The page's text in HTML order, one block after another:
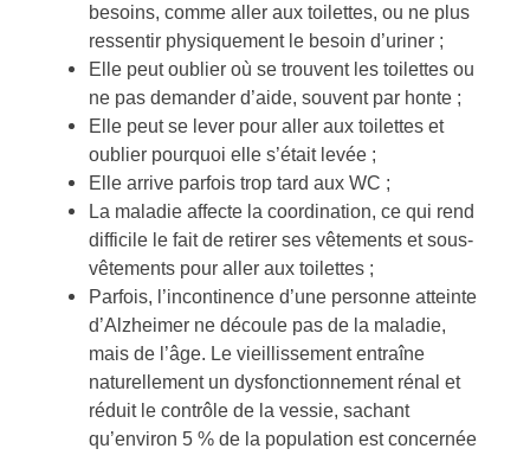
besoins, comme aller aux toilettes, ou ne plus
ressentir physiquement le besoin d’uriner ;
Elle peut oublier où se trouvent les toilettes ou
ne pas demander d’aide, souvent par honte ;
Elle peut se lever pour aller aux toilettes et
oublier pourquoi elle s’était levée ;
Elle arrive parfois trop tard aux WC ;
La maladie affecte la coordination, ce qui rend
difficile le fait de retirer ses vêtements et sous-
vêtements pour aller aux toilettes ;
Parfois, l’incontinence d’une personne atteinte
d’Alzheimer ne découle pas de la maladie,
mais de l’âge. Le vieillissement entraîne
naturellement un dysfonctionnement rénal et
réduit le contrôle de la vessie, sachant
qu’environ 5 % de la population est concernée